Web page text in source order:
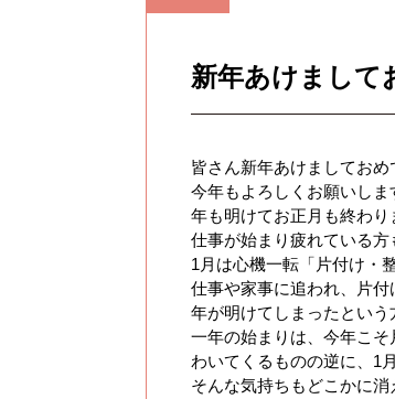
新年あけまして
皆さん新年あけましておめ
今年もよろしくお願いしま
年も明けてお正月も終わり
仕事が始まり疲れている
1月は心機一転「片付け・
仕事や家事に追われ、片付
年が明けてしまったという
一年の始まりは、今年こ
わいてくるものの逆に、1
そんな気持ちもどこかに消